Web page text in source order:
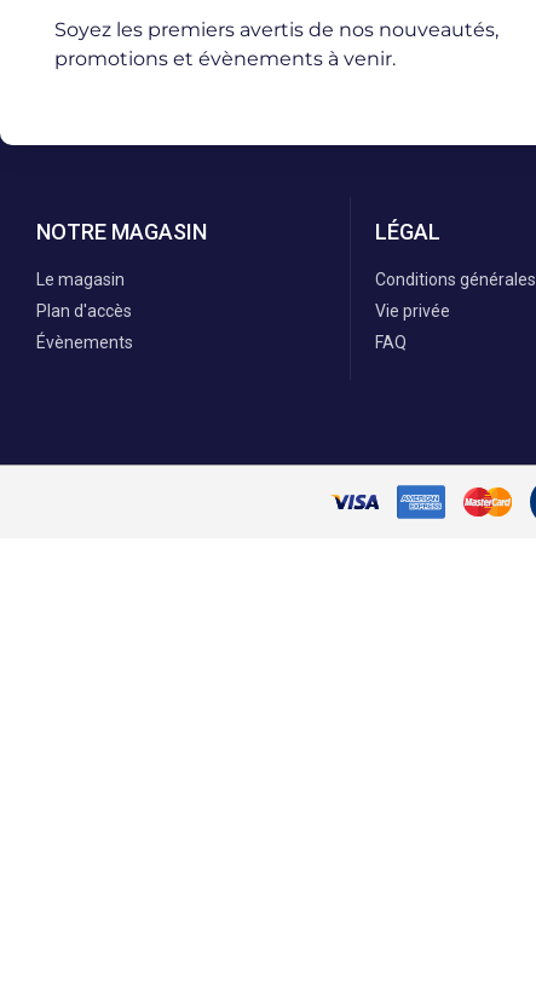
Soyez les premiers avertis de nos nouveautés,
promotions et évènements à venir.
NOTRE MAGASIN
Le magasin
Plan d'accès
Évènements
LÉGAL
Conditions générales
Vie privée
FAQ